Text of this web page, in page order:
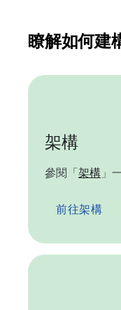
瞭解如何建
架構
參閱「 架構 」
前往架構